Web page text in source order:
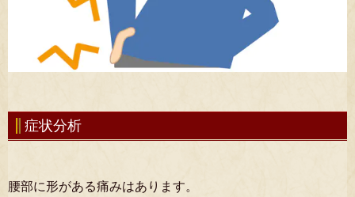
症状分析
腰部に形がある痛みはあります。